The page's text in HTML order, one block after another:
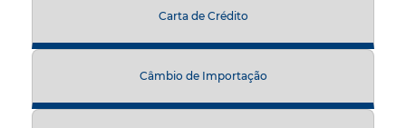
Carta de Crédito
Câmbio de Importação